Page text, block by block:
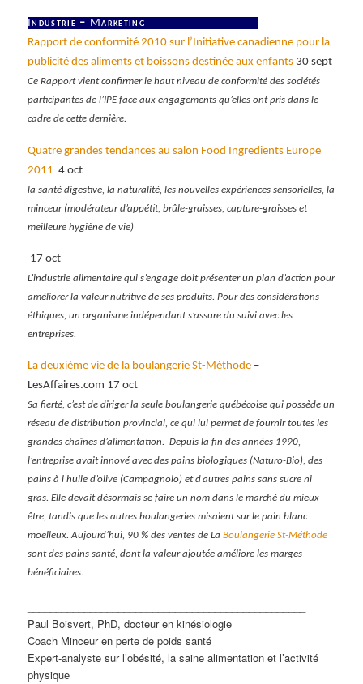
Industrie – Marketing
Rapport de conformité 2010 sur l’Initiative canadienne pour la
publicité des aliments et boissons destinée aux enfants 30 sept
Ce Rapport vient confirmer le haut niveau de conformité des sociétés
participantes de l’IPE face aux engagements qu’elles ont pris dans le
cadre de cette dernière.
Quatre grandes tendances au salon Food Ingredients Europe
2011 4 oct
la santé digestive, la naturalité, les nouvelles expériences sensorielles, la
minceur (modérateur d’appétit, brûle-graisses, capture-graisses et
meilleure hygiène de vie)
17 oct
L’industrie alimentaire qui s’engage doit présenter un plan d’action pour
améliorer la valeur nutritive de ses produits. Pour des considérations
éthiques, un organisme indépendant s’assure du suivi avec les
entreprises.
La deuxième vie de la boulangerie St-Méthode –
LesAffaires.com 17 oct
Sa fierté, c’est de diriger la seule boulangerie québécoise qui possède un
réseau de distribution provincial, ce qui lui permet de fournir toutes les
grandes chaînes d’alimentation. Depuis la fin des années 1990,
l’entreprise avait innové avec des pains biologiques (Naturo-Bio), des
pains à l’huile d’olive (Campagnolo) et d’autres pains sans sucre ni
gras. Elle devait désormais se faire un nom dans le marché du mieux-
être, tandis que les autres boulangeries misaient sur le pain blanc
moelleux. Aujourd’hui, 90 % des ventes de La Boulangerie St-Méthode
sont des pains santé, dont la valeur ajoutée améliore les marges
bénéficiaires.
Paul Boisvert, PhD, docteur en kinésiologie
Coach Minceur en perte de poids santé
Expert-analyste sur l’obésité, la saine alimentation et l’activité
physique